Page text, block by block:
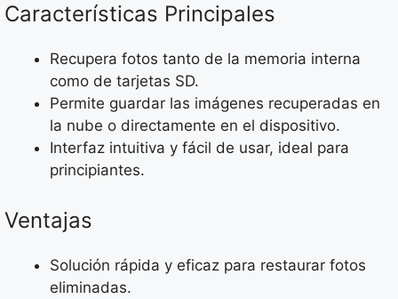
Características Principales
Recupera fotos tanto de la memoria interna
como de tarjetas SD.
Permite guardar las imágenes recuperadas en
la nube o directamente en el dispositivo.
Interfaz intuitiva y fácil de usar, ideal para
principiantes.
Ventajas
Solución rápida y eficaz para restaurar fotos
eliminadas.